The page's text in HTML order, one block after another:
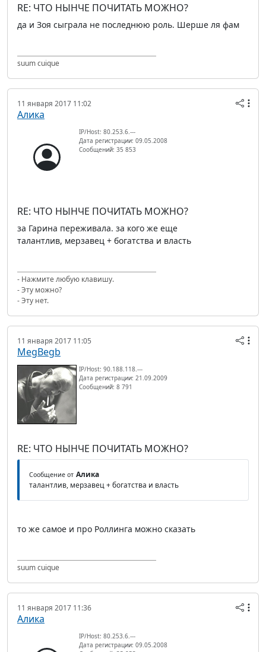
RE: ЧТО НЫНЧЕ ПОЧИТАТЬ МОЖНО?
да и Зоя сыграла не последнюю роль. Шерше ля фам
suum cuique
11 января 2017 11:02
Алика
IP/Host: 80.253.6.---
Дата регистрации: 09.05.2008
Сообщений: 35 853
RE: ЧТО НЫНЧЕ ПОЧИТАТЬ МОЖНО?
за Гарина переживала. за кого же еще
талантлив, мерзавец + богатства и власть
- Нажмите любую клавишу.
- Эту можно?
- Эту нет.
11 января 2017 11:05
MegBegb
IP/Host: 90.188.118.---
Дата регистрации: 21.09.2009
Сообщений: 8 791
RE: ЧТО НЫНЧЕ ПОЧИТАТЬ МОЖНО?
Сообщение от Алика
талантлив, мерзавец + богатства и власть
то же самое и про Роллинга можно сказать
suum cuique
11 января 2017 11:36
Алика
IP/Host: 80.253.6.---
Дата регистрации: 09.05.2008